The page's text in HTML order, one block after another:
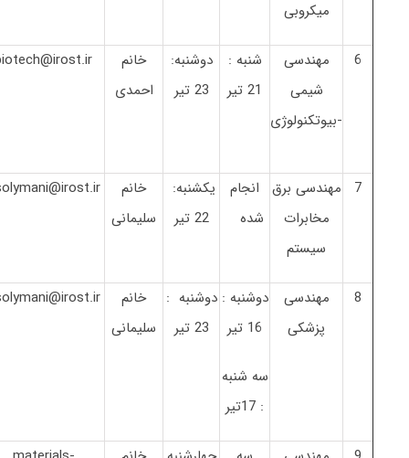
میکروبی
6
مهندسی
شیمی
-بیوتکنولوژی
شنبه :
21 تیر
دوشنبه:
23 تیر
خانم
احمدی
7
مهندسی برق
مخابرات
سیستم
انجام
شده
یکشنبه:
22 تیر
خانم
سلیمانی
8
مهندسی
پزشکی
دوشنبه :
16 تیر
سه شنبه
: 17تیر
دوشنبه :
23 تیر
خانم
سلیمانی